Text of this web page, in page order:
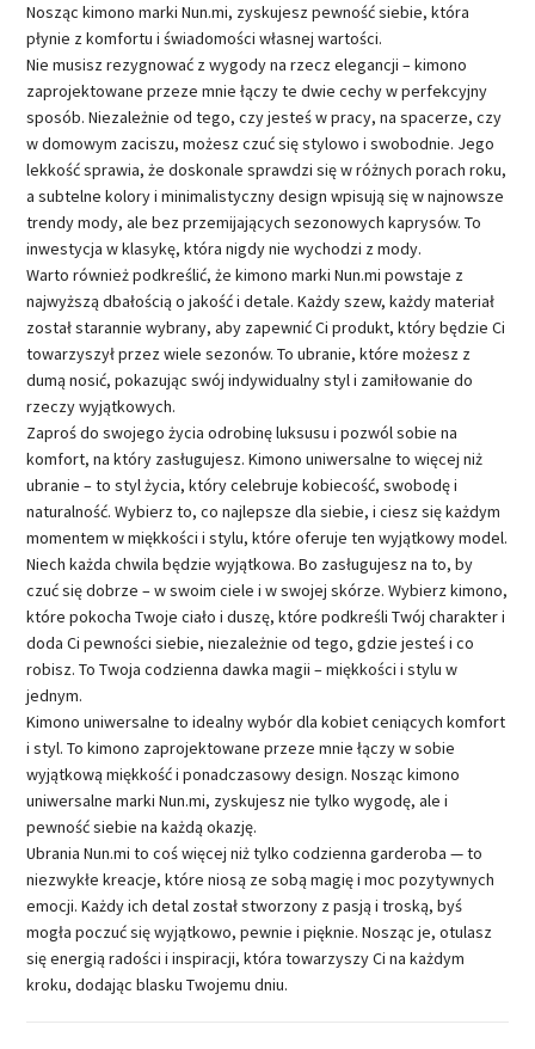
Nosząc kimono marki Nun.mi, zyskujesz pewność siebie, która
płynie z komfortu i świadomości własnej wartości.
Nie musisz rezygnować z wygody na rzecz elegancji – kimono
zaprojektowane przeze mnie łączy te dwie cechy w perfekcyjny
sposób. Niezależnie od tego, czy jesteś w pracy, na spacerze, czy
w domowym zaciszu, możesz czuć się stylowo i swobodnie. Jego
lekkość sprawia, że doskonale sprawdzi się w różnych porach roku,
a subtelne kolory i minimalistyczny design wpisują się w najnowsze
trendy mody, ale bez przemijających sezonowych kaprysów. To
inwestycja w klasykę, która nigdy nie wychodzi z mody.
Warto również podkreślić, że kimono marki Nun.mi powstaje z
najwyższą dbałością o jakość i detale. Każdy szew, każdy materiał
został starannie wybrany, aby zapewnić Ci produkt, który będzie Ci
towarzyszył przez wiele sezonów. To ubranie, które możesz z
dumą nosić, pokazując swój indywidualny styl i zamiłowanie do
rzeczy wyjątkowych.
Zaproś do swojego życia odrobinę luksusu i pozwól sobie na
komfort, na który zasługujesz. Kimono uniwersalne to więcej niż
ubranie – to styl życia, który celebruje kobiecość, swobodę i
naturalność. Wybierz to, co najlepsze dla siebie, i ciesz się każdym
momentem w miękkości i stylu, które oferuje ten wyjątkowy model.
Niech każda chwila będzie wyjątkowa. Bo zasługujesz na to, by
czuć się dobrze – w swoim ciele i w swojej skórze. Wybierz kimono,
które pokocha Twoje ciało i duszę, które podkreśli Twój charakter i
doda Ci pewności siebie, niezależnie od tego, gdzie jesteś i co
robisz. To Twoja codzienna dawka magii – miękkości i stylu w
jednym.
Kimono uniwersalne to idealny wybór dla kobiet ceniących komfort
i styl. To kimono zaprojektowane przeze mnie łączy w sobie
wyjątkową miękkość i ponadczasowy design. Nosząc kimono
uniwersalne marki Nun.mi, zyskujesz nie tylko wygodę, ale i
pewność siebie na każdą okazję.
Ubrania Nun.mi to coś więcej niż tylko codzienna garderoba — to
niezwykłe kreacje, które niosą ze sobą magię i moc pozytywnych
emocji. Każdy ich detal został stworzony z pasją i troską, byś
mogła poczuć się wyjątkowo, pewnie i pięknie. Nosząc je, otulasz
się energią radości i inspiracji, która towarzyszy Ci na każdym
kroku, dodając blasku Twojemu dniu.